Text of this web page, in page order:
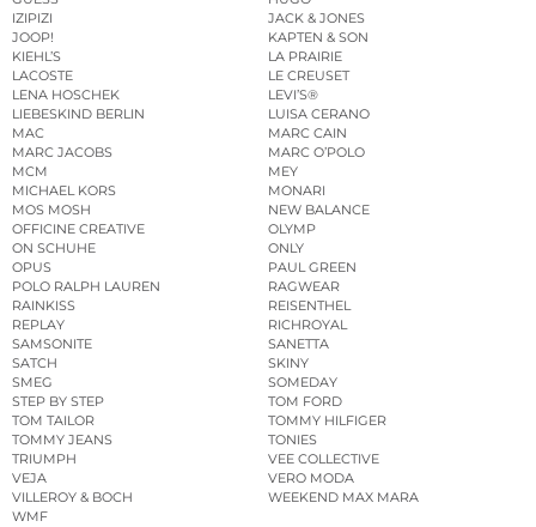
IZIPIZI
JACK & JONES
JOOP!
KAPTEN & SON
KIEHL’S
LA PRAIRIE
LACOSTE
LE CREUSET
LENA HOSCHEK
LEVI’S®
LIEBESKIND BERLIN
LUISA CERANO
MAC
MARC CAIN
MARC JACOBS
MARC O’POLO
MCM
MEY
MICHAEL KORS
MONARI
MOS MOSH
NEW BALANCE
OFFICINE CREATIVE
OLYMP
ON SCHUHE
ONLY
OPUS
PAUL GREEN
POLO RALPH LAUREN
RAGWEAR
RAINKISS
REISENTHEL
REPLAY
RICHROYAL
SAMSONITE
SANETTA
SATCH
SKINY
SMEG
SOMEDAY
STEP BY STEP
TOM FORD
TOM TAILOR
TOMMY HILFIGER
TOMMY JEANS
TONIES
TRIUMPH
VEE COLLECTIVE
VEJA
VERO MODA
VILLEROY & BOCH
WEEKEND MAX MARA
WMF